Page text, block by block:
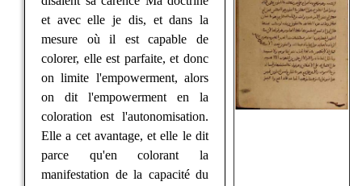
et avec elle je dis, et dans la
mesure où il est capable de
colorer, elle est parfaite, et donc
on limite l'empowerment, alors
on dit l'empowerment en la
coloration est l'autonomisation.
Elle a cet avantage, et elle le dit
parce qu'en colorant la
manifestation de la capacité du